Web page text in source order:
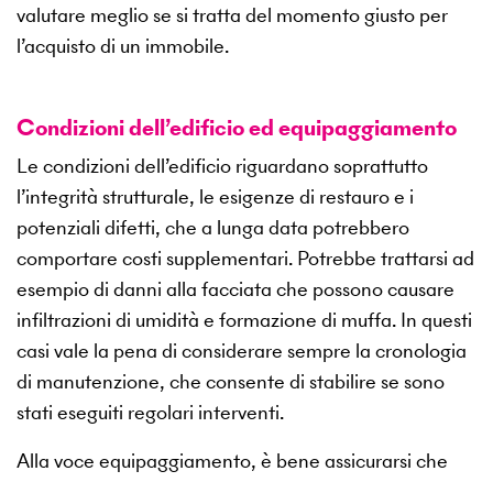
valutare meglio se si tratta del momento giusto per
l’acquisto di un immobile.
Condizioni dell’edificio ed equipaggiamento
Le condizioni dell’edificio riguardano soprattutto
l’integrità strutturale, le esigenze di restauro e i
potenziali difetti, che a lunga data potrebbero
comportare costi supplementari. Potrebbe trattarsi ad
esempio di danni alla facciata che possono causare
infiltrazioni di umidità e formazione di muffa. In questi
casi vale la pena di considerare sempre la cronologia
di manutenzione, che consente di stabilire se sono
stati eseguiti regolari interventi.
Alla voce equipaggiamento, è bene assicurarsi che